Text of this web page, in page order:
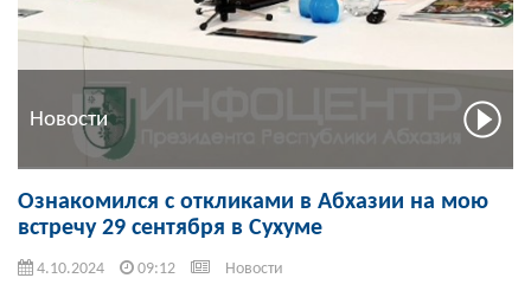
Новости
Ознакомился с откликами в Абхазии на мою
встречу 29 сентября в Сухуме
4.10.2024 09:12 Новости